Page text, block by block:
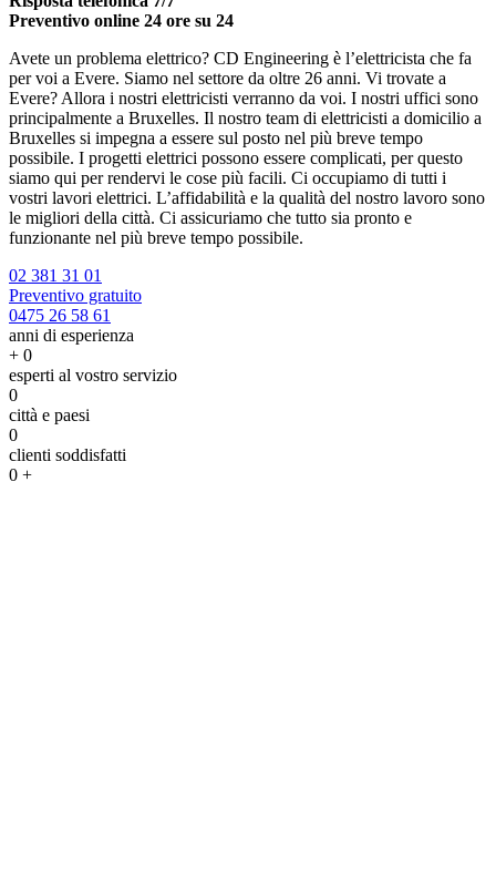
Preventivo online 24 ore su 24
Avete un problema elettrico? CD Engineering è l’elettricista che fa
per voi a Evere. Siamo nel settore da oltre 26 anni. Vi trovate a
Evere? Allora i nostri elettricisti verranno da voi. I nostri uffici sono
principalmente a Bruxelles. Il nostro team di elettricisti a domicilio a
Bruxelles si impegna a essere sul posto nel più breve tempo
possibile. I progetti elettrici possono essere complicati, per questo
siamo qui per rendervi le cose più facili. Ci occupiamo di tutti i
vostri lavori elettrici. L’affidabilità e la qualità del nostro lavoro sono
le migliori della città. Ci assicuriamo che tutto sia pronto e
funzionante nel più breve tempo possibile.
02 381 31 01
Preventivo gratuito
0475 26 58 61
anni di esperienza
+ 0
esperti al vostro servizio
0
città e paesi
0
clienti soddisfatti
0 +